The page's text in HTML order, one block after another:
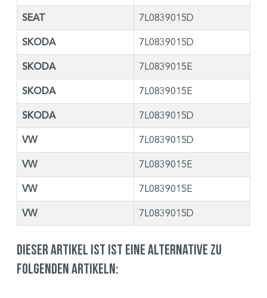
SEAT 7L0839015D
SKODA 7L0839015D
SKODA 7L0839015E
SKODA 7L0839015E
SKODA 7L0839015D
VW 7L0839015D
VW 7L0839015E
VW 7L0839015E
VW 7L0839015D
Dieser Artikel ist ist eine Alternative zu
folgenden Artikeln: